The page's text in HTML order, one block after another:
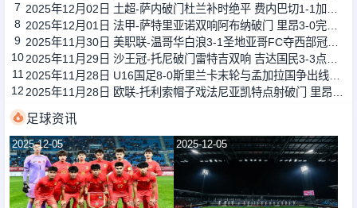
7
8
9
10
11
12
足球资讯
2025-12-05 2025-12-05